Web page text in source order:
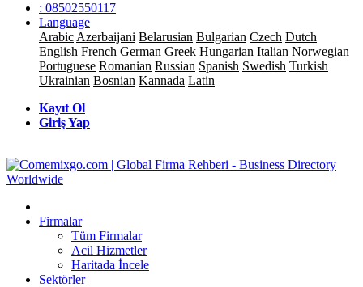
: 08502550117
Language
Arabic Azerbaijani Belarusian Bulgarian Czech Dutch
English French German Greek Hungarian Italian Norwegian
Portuguese Romanian Russian Spanish Swedish Turkish
Ukrainian Bosnian Kannada Latin
Kayıt Ol
Giriş Yap
Firmalar
Tüm Firmalar
Acil Hizmetler
Haritada İncele
Sektörler